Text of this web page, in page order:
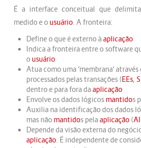
É a interface conceitual que
medido e o usuário. A fronteira:
Define o que é externo àaplicação
Indica a fronteira entre o software
o usuário
Atua como uma ‘membrana’
processados pelas transações (EEs,
dentro e para fora daaplicação
Envolve os dados lógicos mantidos
Auxilia na identificação dos dados
mas não mantidos pelaaplicação(
Depende da visão externa do
aplicação. É independente de